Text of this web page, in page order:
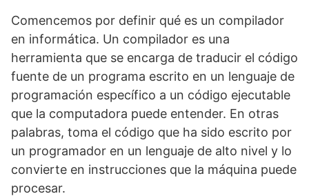
Comencemos por definir qué es un compilador
en informática. Un compilador es una
herramienta que se encarga de traducir el código
fuente de un programa escrito en un lenguaje de
programación específico a un código ejecutable
que la computadora puede entender. En otras
palabras, toma el código que ha sido escrito por
un programador en un lenguaje de alto nivel y lo
convierte en instrucciones que la máquina puede
procesar.